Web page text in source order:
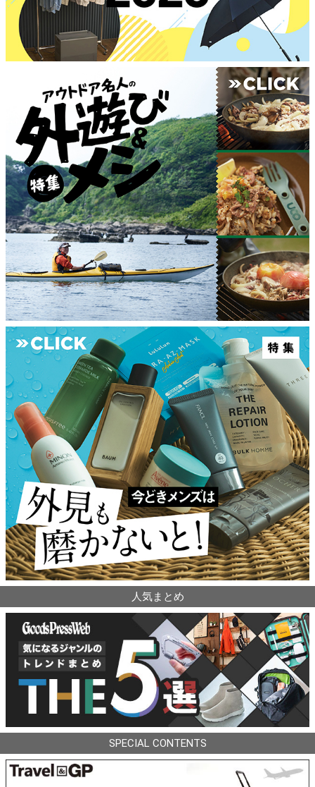
人気まとめ
SPECIAL CONTENTS